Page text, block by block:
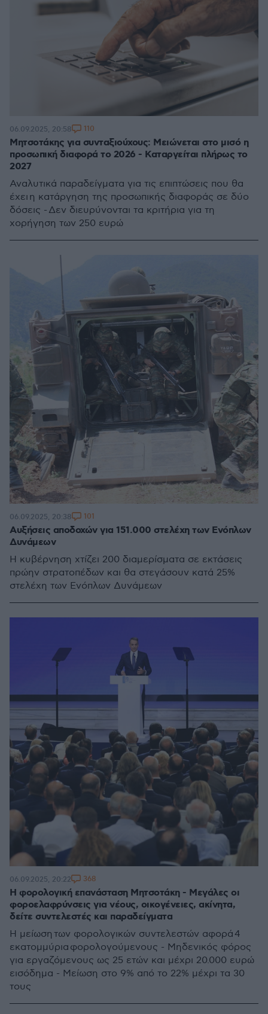
Μητσοτάκης για συνταξιούχους: Μειώνεται στο μισό η
προσωπική διαφορά το 2026 - Καταργείται πλήρως το
2027
Αναλυτικά παραδείγματα για τις επιπτώσεις που θα
έχει η κατάργηση της προσωπικής διαφοράς σε δύο
δόσεις - Δεν διευρύνονται τα κριτήρια για τη
χορήγηση των 250 ευρώ
06.09.2025, 20:58 110
Αυξήσεις αποδοχών για 151.000 στελέχη των Ενόπλων
Δυνάμεων
Η κυβέρνηση χτίζει 200 διαμερίσματα σε εκτάσεις
πρώην στρατοπέδων και θα στεγάσουν κατά 25%
στελέχη των Ενόπλων Δυνάμεων
06.09.2025, 20:38 101
Η φορολογική επανάσταση Μητσοτάκη - Μεγάλες οι
φοροελαφρύνσεις για νέους, οικογένειες, ακίνητα,
δείτε συντελεστές και παραδείγματα
Η μείωση των φορολογικών συντελεστών αφορά 4
εκατομμύρια φορολογούμενους - Μηδενικός φόρος
για εργαζόμενους ως 25 ετών και μέχρι 20.000 ευρώ
εισόδημα - Μείωση στο 9% από το 22% μέχρι τα 30
τους
06.09.2025, 20:22 368